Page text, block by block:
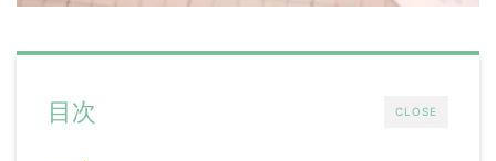
CLOSE
目次